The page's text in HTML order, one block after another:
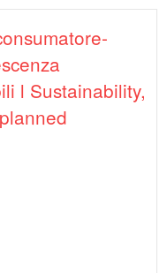
l Sustainability,